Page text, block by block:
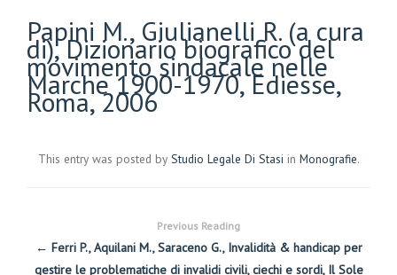
Papini M., Giulianelli R. (a cura
di), Dizionario biografico del
movimento sindacale nelle
Marche 1900-1970, Ediesse,
Roma, 2006
This entry was posted by Studio Legale Di Stasi in Monografie.
Previous Reading
← Ferri P., Aquilani M., Saraceno G., Invalidità & handicap per
gestire le problematiche di invalidi civili, ciechi e sordi, Il Sole